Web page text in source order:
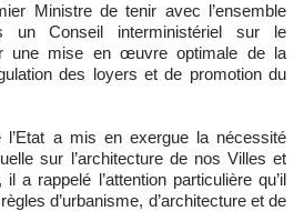
Ministre de tenir avec l’ensemble
un Conseil interministériel sur le
une mise en œuvre optimale de la
des loyers et de promotion du
a mis en exergue la nécessité
sur l’architecture de nos Villes et
a rappelé l’attention particulière qu’il
d’urbanisme, d’architecture et de